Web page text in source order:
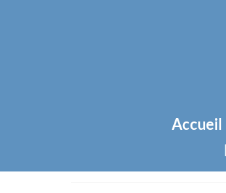
Accueil